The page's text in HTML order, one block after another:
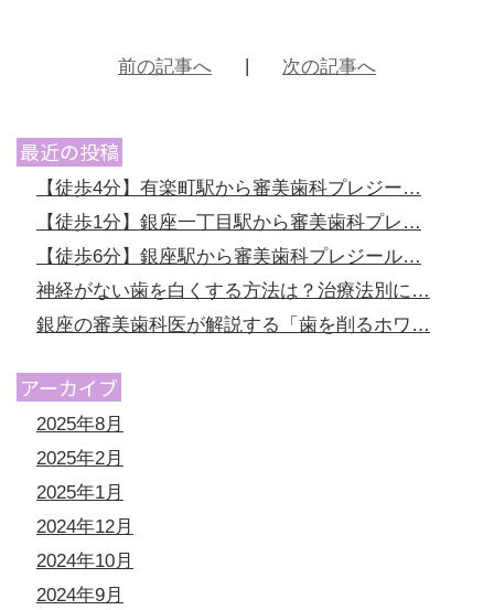
前の記事へ 次の記事へ
最近の投稿
【徒歩4分】有楽町駅から審美歯科プレジー…
【徒歩1分】銀座一丁目駅から審美歯科プレ…
【徒歩6分】銀座駅から審美歯科プレジール…
神経がない歯を白くする方法は？治療法別に…
銀座の審美歯科医が解説する「歯を削るホワ…
アーカイブ
2025年8月
2025年2月
2025年1月
2024年12月
2024年10月
2024年9月